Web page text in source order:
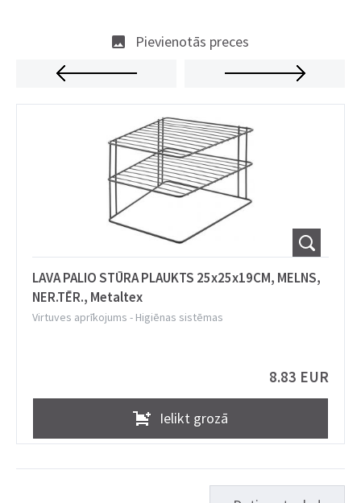
Pievienotās preces
LAVA PALIO STŪRA PLAUKTS 25x25x19CM, MELNS,
NER.TĒR., Metaltex
Virtuves aprīkojums - Higiēnas sistēmas
8.83 EUR
Ielikt grozā